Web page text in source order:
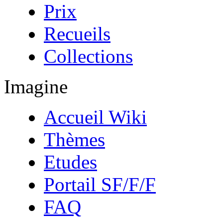
Prix
Recueils
Collections
Imagine
Accueil Wiki
Thèmes
Etudes
Portail SF/F/F
FAQ